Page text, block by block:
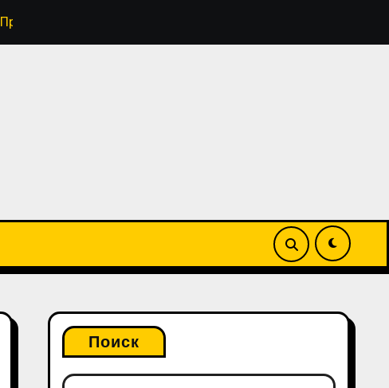
Прибалтийская жемчужина: лучшие места в Литве, которые
Поиск